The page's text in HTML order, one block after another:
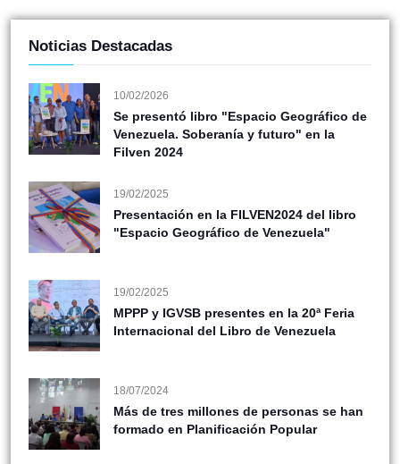
Noticias Destacadas
10/02/2026
Se presentó libro "Espacio Geográfico de
Venezuela. Soberanía y futuro" en la
Filven 2024
19/02/2025
Presentación en la FILVEN2024 del libro
"Espacio Geográfico de Venezuela"
19/02/2025
MPPP y IGVSB presentes en la 20ª Feria
Internacional del Libro de Venezuela
18/07/2024
Más de tres millones de personas se han
formado en Planificación Popular